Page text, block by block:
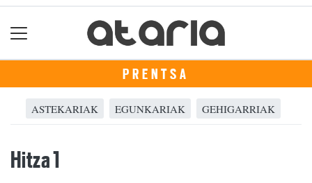
PRENTSA
ASTEKARIAK EGUNKARIAK GEHIGARRIAK
Hitza 1